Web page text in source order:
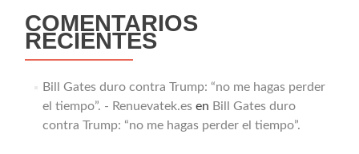
COMENTARIOS
RECIENTES
Bill Gates duro contra Trump: “no me hagas perder
el tiempo”. - Renuevatek.esen Bill Gates duro
contra Trump: “no me hagas perder el tiempo”.